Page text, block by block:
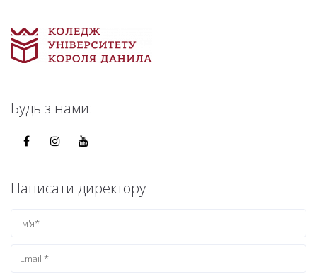
Будь з нами:
Написати директору